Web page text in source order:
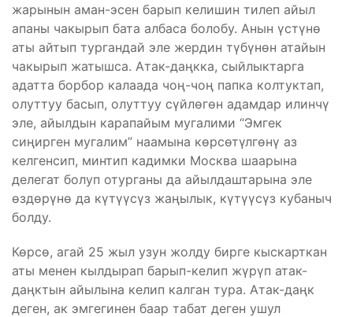
жарынын аман-эсен барып келишин тилеп айыл
апаны чакырып бата албаса болобу. Анын үстүнө
аты айтып тургандай эле жердин түбүнөн атайын
чакырып жатышса. Атак-даңкка, сыйлыктарга
адатта борбор калаада чоң-чоң папка колтуктап,
олуттуу басып, олуттуу сүйлөгөн адамдар илинчү
эле, айылдын карапайым мугалими “Эмгек
сиңирген мугалим” наамына көрсөтүлгөнү аз
келгенсип, минтип кадимки Москва шаарына
делегат болуп отурганы да айылдаштарына эле
өздөрүнө да күтүүсүз жаңылык, күтүүсүз кубаныч
болду.
Көрсө, агай 25 жыл узун жолду бирге кыскарткан
аты менен кылдырап барып-келип жүрүп атак-
даңктын айылына келип калган тура. Атак-даңк
деген, ак эмгегинен баар табат деген ушул